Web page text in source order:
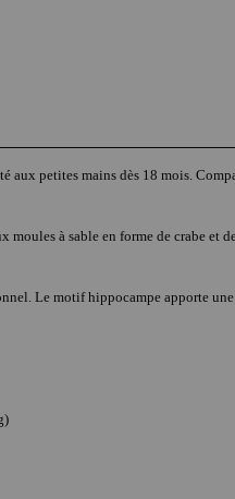
petites mains dès 18 mois.
à sable en forme de crabe
Le motif hippocampe apporte